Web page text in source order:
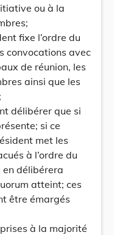
ou à la
fixe l’ordre du
convocations avec
de réunion, les
ainsi que les
délibérer que si
si ce
met les
à l’ordre du
en délibérera
atteint; ces
être émargés
à la majorité